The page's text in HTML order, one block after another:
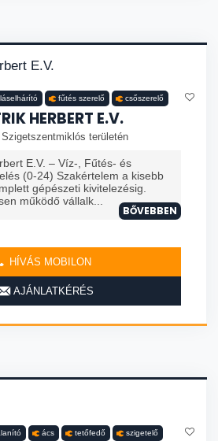
fűtés szerelő csőszerelő
HERBERT E.V.
területén
E.V. – Víz-, Fűtés- és
(0-24) Szakértelem a kisebb
gépészeti kivitelezésig.
működő vállalk...
BŐVEBBEN
HÍVÁS MOBILON
AJÁNLATKÉRÉS
ács tetőfedő szigetelő